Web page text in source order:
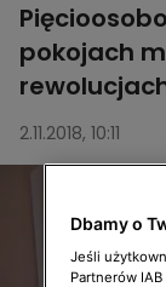
pokojach
2.11.2018, 10:11
Dbamy o
Jeśli
Partnerów IAB